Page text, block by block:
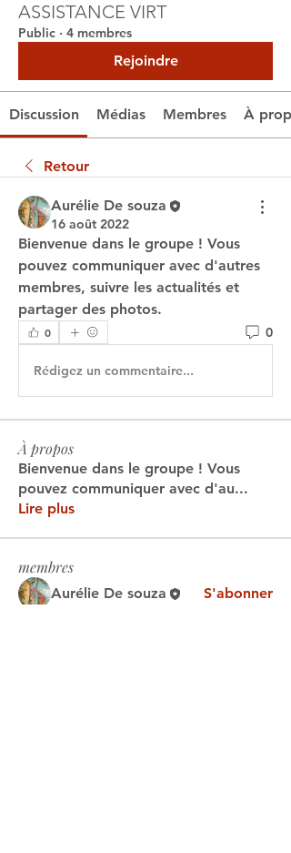
ASSISTANCE VIRT
Public · 4 membres
Rejoindre
Discussion Médias Membres À
Retour
Aurélie De souza
16 août 2022
Bienvenue dans le groupe ! Vous
pouvez communiquer avec d'autres
membres, suivre les actualités et
partager des photos.
0 0
Rédigez un commentaire...
À propos
Bienvenue dans le groupe ! Vous
pouvez communiquer avec d'au...
Lire plus
membres
Aurélie De souza
S'abonner